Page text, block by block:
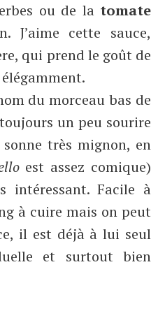
ou de la tomate
J’aime cette sauce,
qui prend le goût de
du morceau bas de
un peu sourire
très mignon, en
est assez comique)
intéressant. Facile à
à cuire mais on peut
il est déjà à lui seul
et surtout bien